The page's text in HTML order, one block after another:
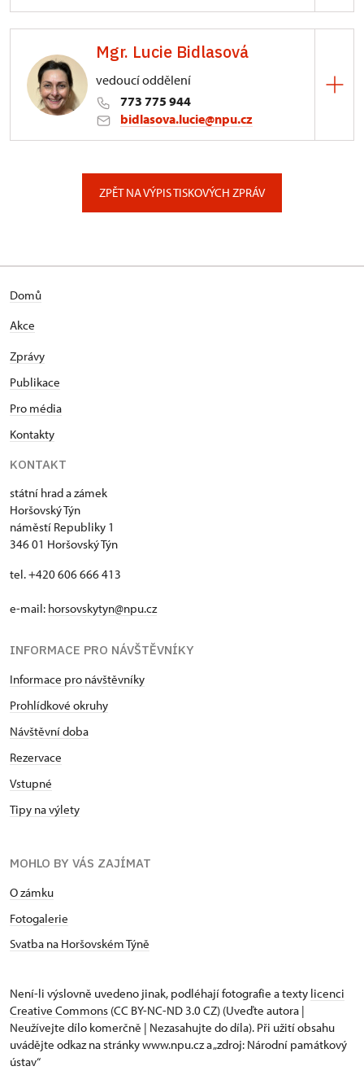
3/, Sychrov 3
Mgr. Lucie Bidlasová
vedoucí oddělení
773 775 944
bidlasova.lucie@npu.cz
ZPĚT NA VÝPIS TISKOVÝCH ZPRÁV
Domů
Akce
Zprávy
Publikace
Pro média
Kontakty
KONTAKT
státní hrad a zámek
Horšovský Týn
náměstí Republiky 1
346 01 Horšovský Týn
tel. +420 606 666 413
e-mail: horsovskytyn@npu.cz
INFORMACE PRO NÁVŠTĚVNÍKY
Informace pro návštěvníky
Prohlídkové okruhy
Návštěvní doba
Rezervace
Vstupné
Tipy na výlety
MOHLO BY VÁS ZAJÍMAT
O zámku
Fotogalerie
Svatba na Horšovském Týně
Není-li výslovně uvedeno jinak, podléhají fotografie a texty licenci
Creative Commons (CC BY-NC-ND 3.0 CZ) (Uveďte autora |
Neužívejte dílo komerčně | Nezasahujte do díla). Při užití obsahu
uvádějte odkaz na stránky www.npu.cz a „zdroj: Národní památkový
ústav“